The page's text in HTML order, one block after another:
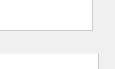
Software